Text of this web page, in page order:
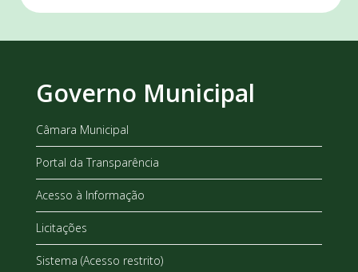
Governo Municipal
Câmara Municipal
Portal da Transparência
Acesso à Informação
Licitações
Sistema (Acesso restrito)